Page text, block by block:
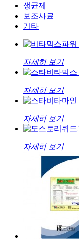
생균제
보조사료
기타
자세히 보기
자세히 보기
자세히 보기
자세히 보기